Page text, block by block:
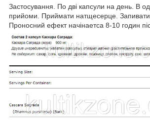
Застосування. По дві капсули на день. В
прийоми. Приймати натщесерце.
Проносний ефект начінаетса 8-10 годин